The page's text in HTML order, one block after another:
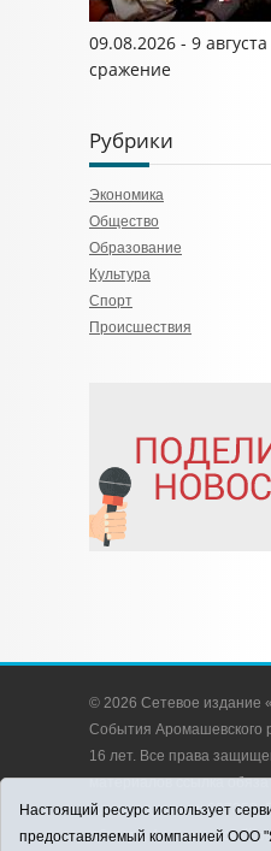
09.08.2026 - 9
сражение
Рубрики
Экономика
Общество
Образование
Культура
Спорт
Происшествия
© 2026 Сетевое издание
События Аромашевского
16 лет. Все права
материалов ссылка
Адрес редакции: 627350,
область, Аромашевский
Настоящий ресурс использует
предоставляемый компанией ООО